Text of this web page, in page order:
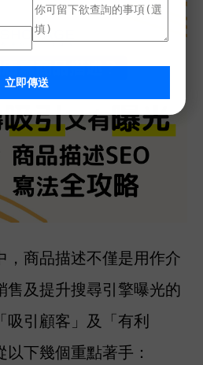
立即傳送
，商品描述不僅是用作介
售及提升搜尋引擎曝光的
吸引顧客」及「有利
下幾個重點著手：